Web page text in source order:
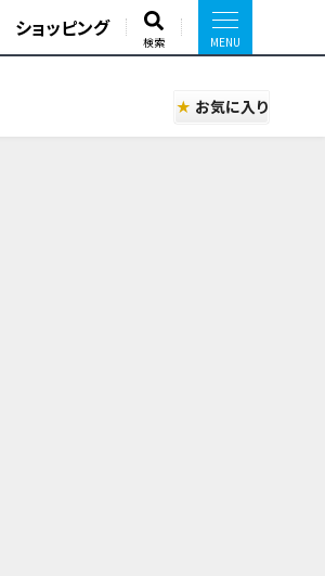
ショッピング
検索
お気に入り